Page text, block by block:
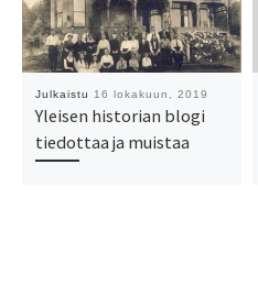
Julkaistu 16 lokakuun, 2019
Yleisen historian blogi
tiedottaa ja muistaa